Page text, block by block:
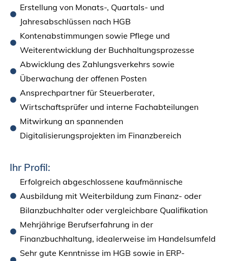
Erstellung von Monats-, Quartals- und
Jahresabschlüssen nach HGB
Kontenabstimmungen sowie Pflege und
Weiterentwicklung der Buchhaltungsprozesse
Abwicklung des Zahlungsverkehrs sowie
Überwachung der offenen Posten
Ansprechpartner für Steuerberater,
Wirtschaftsprüfer und interne Fachabteilungen
Mitwirkung an spannenden
Digitalisierungsprojekten im Finanzbereich
Ihr Profil:
Erfolgreich abgeschlossene kaufmännische
Ausbildung mit Weiterbildung zum Finanz- oder
Bilanzbuchhalter oder vergleichbare Qualifikation
Mehrjährige Berufserfahrung in der
Finanzbuchhaltung, idealerweise im Handelsumfeld
Sehr gute Kenntnisse im HGB sowie in ERP-